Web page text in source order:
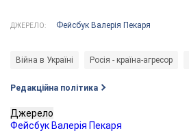
ДЖЕРЕЛО: Фейсбук Валерія Пекаря
Війна в Україні Росія - країна-агресор
Редакційна політика
Джерело
Фейсбук Валерія Пекаря